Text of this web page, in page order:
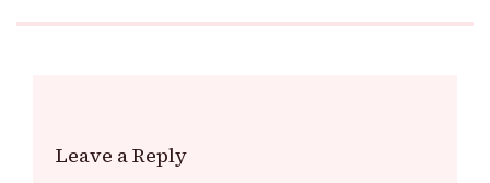
Leave a Reply